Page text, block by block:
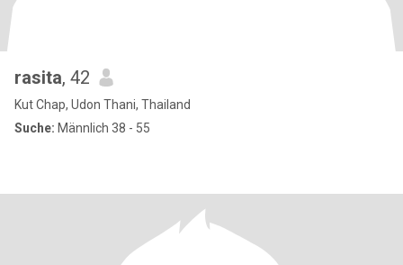
rasita, 42
Kut Chap, Udon Thani, Thailand
Suche: Männlich 38 - 55